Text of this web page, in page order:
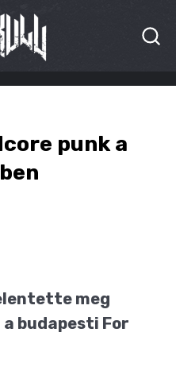
punk a
meg
budapesti For